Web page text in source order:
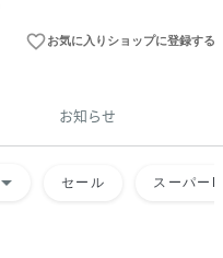
favorite_borderお気に入りショップに登録する
お知らせ
arrow_drop_down セール スーパー